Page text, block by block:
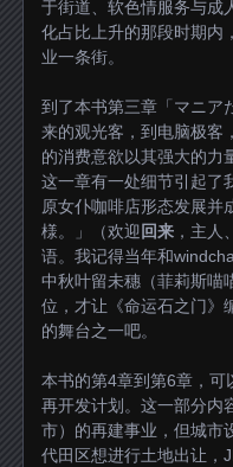
于街道、软色情服务与成
化占比上升的那段时期内
业一条街。
到了本书第三章「マニア
来的观光客，到电脑极
的消费意欲以其强大的力
这一章有一处细节引起了
原女仆咖啡店形态发展并
様。」（欢迎回来 ，主
语。我记得当年和
中秋叶留未穗（菲莉斯喵
位，才让《命运石之门》
的舞台之一吧。
本书的第4章到第6章，可
再开发计划。这一部分内
市）的再建事业，但城市
代田区想进行土地出让，